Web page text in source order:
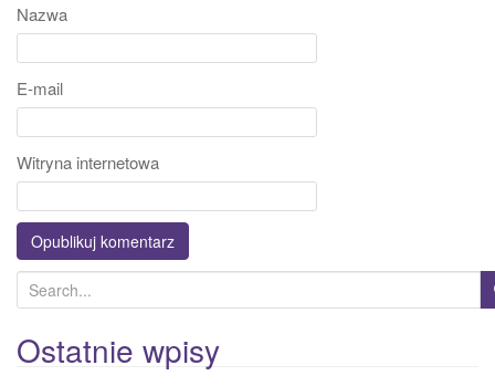
Nazwa
E-mail
Witryna internetowa
e
a
r
Ostatnie wpisy